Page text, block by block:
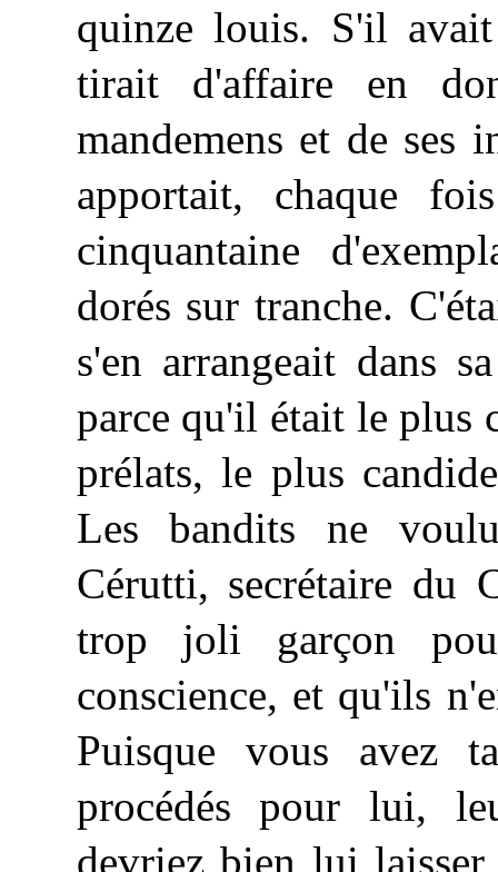
quinze louis. S'il
tirait d'affaire en
mandemens et de ses
apportait, chaque
cinquantaine
dorés sur tranche.
s'en arrangeait dans
parce qu'il était le plus
prélats, le plus
Les bandits ne
Cérutti, secrétaire du
trop joli garçon
conscience, et qu'ils
Puisque vous avez
procédés pour lui,
devriez bien lui